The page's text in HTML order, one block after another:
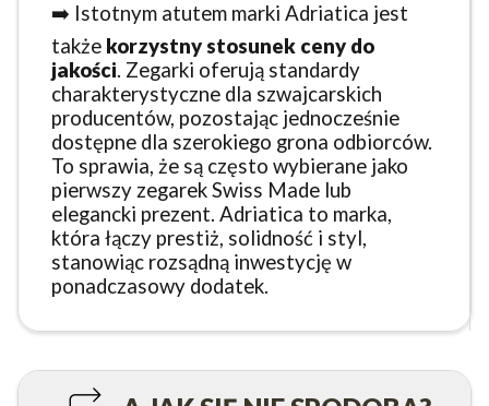
➡️ Istotnym atutem marki Adriatica jest
także korzystny stosunek ceny do
jakości. Zegarki oferują standardy
charakterystyczne dla szwajcarskich
producentów, pozostając jednocześnie
dostępne dla szerokiego grona odbiorców.
To sprawia, że są często wybierane jako
pierwszy zegarek Swiss Made lub
elegancki prezent. Adriatica to marka,
która łączy prestiż, solidność i styl,
stanowiąc rozsądną inwestycję w
ponadczasowy dodatek.